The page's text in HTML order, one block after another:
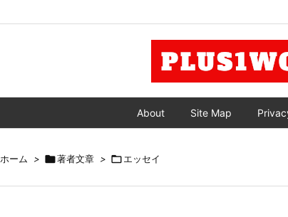
About Site Map
ホーム > 著者文章 > エッセイ